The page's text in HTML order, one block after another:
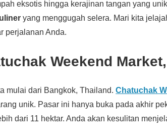
eksotis hingga kerajinan tangan yang
yang menggugah selera. Mari kita
perjalanan Anda.
Weekend
mulai dari Bangkok, Thailand.Chatuchak
unik. Pasar ini hanya buka pada akhir
dari 11 hektar. Anda akan kesulitan